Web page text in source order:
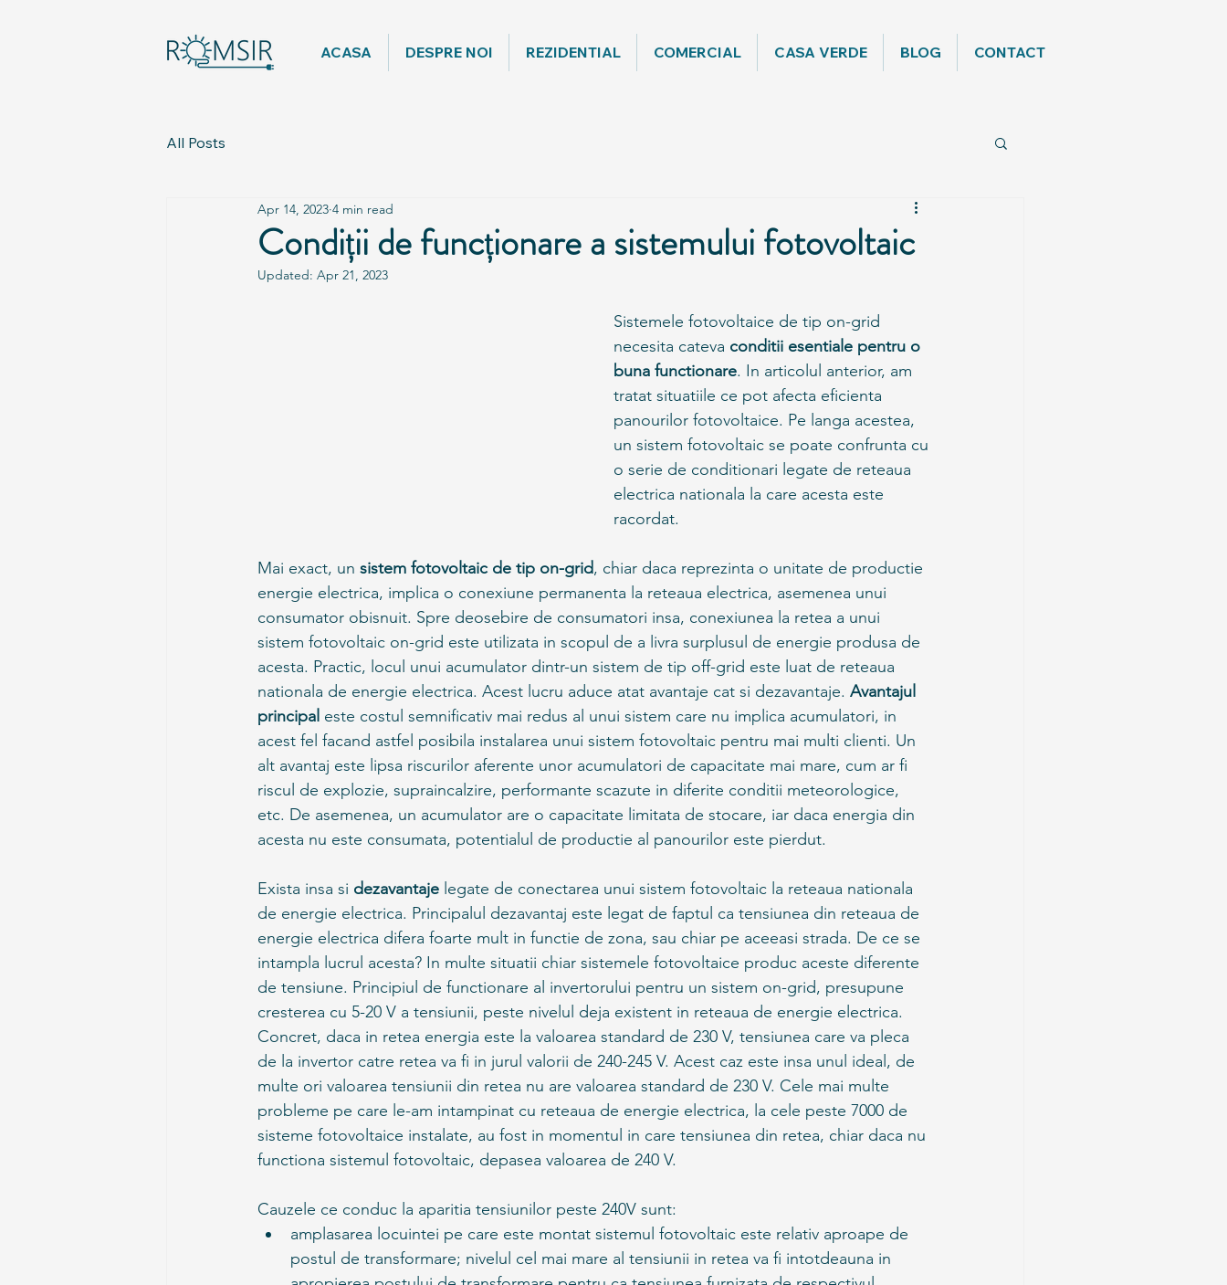
ACASA DESPRE NOI REZIDENTIAL COMERCIAL CASA VERDE BLOG CONTACT
All Posts
Condiții de funcționare a sistemului fotovoltaic
Apr 14, 2023 4 min read
Updated: Apr 21, 2023
Sistemele fotovoltaice de tip on-grid
necesita cateva conditii esentiale pentru o
buna functionare. In articolul anterior, am
tratat situatiile ce pot afecta eficienta
panourilor fotovoltaice. Pe langa acestea,
un sistem fotovoltaic se poate confrunta cu
o serie de conditionari legate de reteaua
electrica nationala la care acesta este
racordat.
Mai exact, un sistem fotovoltaic de tip on-grid, chiar daca reprezinta o unitate de productie
energie electrica, implica o conexiune permanenta la reteaua electrica, asemenea unui
consumator obisnuit. Spre deosebire de consumatori insa, conexiunea la retea a unui
sistem fotovoltaic on-grid este utilizata in scopul de a livra surplusul de energie produsa de
acesta. Practic, locul unui acumulator dintr-un sistem de tip off-grid este luat de reteaua
nationala de energie electrica. Acest lucru aduce atat avantaje cat si dezavantaje. Avantajul
principal este costul semnificativ mai redus al unui sistem care nu implica acumulatori, in
acest fel facand astfel posibila instalarea unui sistem fotovoltaic pentru mai multi clienti. Un
alt avantaj este lipsa riscurilor aferente unor acumulatori de capacitate mai mare, cum ar fi
riscul de explozie, supraincalzire, performante scazute in diferite conditii meteorologice,
etc. De asemenea, un acumulator are o capacitate limitata de stocare, iar daca energia din
acesta nu este consumata, potentialul de productie al panourilor este pierdut.
Exista insa si dezavantaje legate de conectarea unui sistem fotovoltaic la reteaua nationala
de energie electrica. Principalul dezavantaj este legat de faptul ca tensiunea din reteaua de
energie electrica difera foarte mult in functie de zona, sau chiar pe aceeasi strada. De ce se
intampla lucrul acesta? In multe situatii chiar sistemele fotovoltaice produc aceste diferente
de tensiune. Principiul de functionare al invertorului pentru un sistem on-grid, presupune
cresterea cu 5-20 V a tensiunii, peste nivelul deja existent in reteaua de energie electrica.
Concret, daca in retea energia este la valoarea standard de 230 V, tensiunea care va pleca
de la invertor catre retea va fi in jurul valorii de 240-245 V. Acest caz este insa unul ideal, de
multe ori valoarea tensiunii din retea nu are valoarea standard de 230 V. Cele mai multe
probleme pe care le-am intampinat cu reteaua de energie electrica, la cele peste 7000 de
sisteme fotovoltaice instalate, au fost in momentul in care tensiunea din retea, chiar daca nu
functiona sistemul fotovoltaic, depasea valoarea de 240 V.
Cauzele ce conduc la aparitia tensiunilor peste 240V sunt:
amplasarea locuintei pe care este montat sistemul fotovoltaic este relativ aproape de
postul de transformare; nivelul cel mai mare al tensiunii in retea va fi intotdeauna in